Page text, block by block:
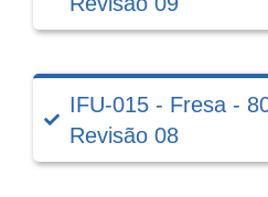
IFU-015 - Fresa -
Revisão 08